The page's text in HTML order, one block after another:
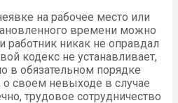
на рабочее место или
времени можно
работник никак не оправдал
кодекс не устанавливает,
в обязательном порядке
о своем невыходе в случае
трудовое сотрудничество